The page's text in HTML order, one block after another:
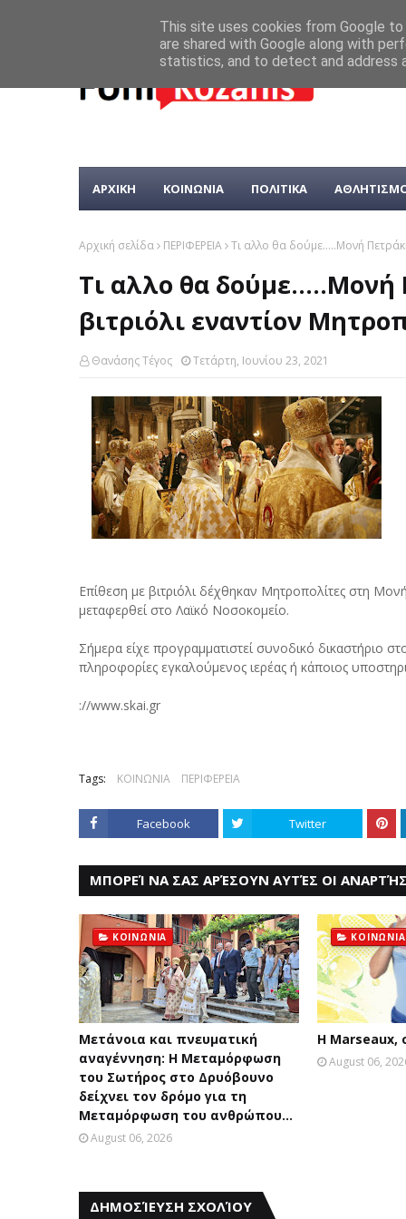
ΑΡΧΙΚΗ ΚΟΙΝΩΝΙΑ ΠΟΛΙΤΙΚΑ
Αρχική σελίδα ΠΕΡΙΦΕΡΕΙΑ Τι αλλο θα δούμε.....Μονή
Τι αλλο θα δούμε.....Μονή
βιτριόλι εναντίον
Θανάσης Τέγος Τετάρτη, Ιουνίου 23, 2021
Επίθεση με βιτριόλι δέχθηκαν Μητροπολίτες στη
μεταφερθεί στο Λαϊκό Νοσοκομείο.
Σήμερα είχε προγραμματιστεί συνοδικό δικαστήριο
πληροφορίες εγκαλούμενος ιερέας ή κάποιος
://www.skai.gr
Tags: ΚΟΙΝΩΝΙΑ ΠΕΡΙΦΕΡΕΙΑ
Facebook Twitter
ΜΠΟΡΕΊ ΝΑ ΣΑΣ ΑΡΈΣΟΥΝ ΑΥΤΈΣ ΟΙ
ΚΟΙΝΩΝΙΑ
Μετάνοια και πνευματική
αναγέννηση: Η Μεταμόρφωση
του Σωτήρος στο Δρυόβουνο
δείχνει τον δρόμο για τη
Μεταμόρφωση του ανθρώπου...
August 06, 2026
ΚΟΙΝΩΝΙΑ
Η Marseaux,
August 06,
ΔΗΜΟΣΊΕΥΣΗ ΣΧΟΛΊΟΥ
This site uses cookies from Google
are shared with Google along with
statistics, and to detect and address